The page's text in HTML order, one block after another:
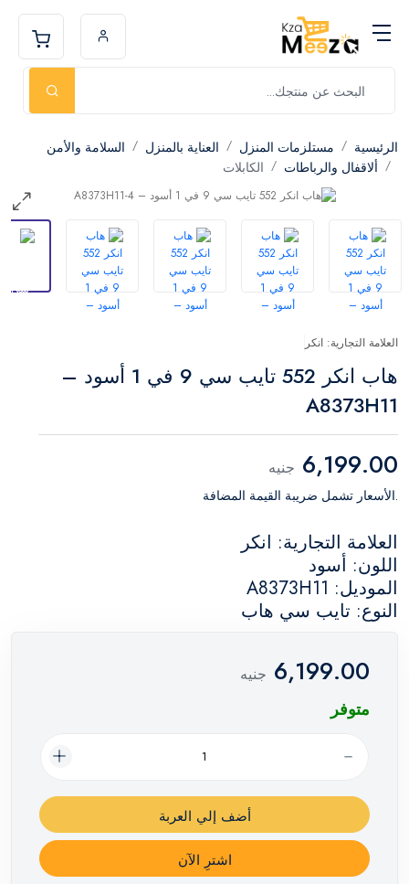
الرئيسية مستلزمات المنزل العناية بالمنزل
السلامة والأمن
ألاقفال والرباطات
الكابلات
العلامة التجارية: انكر
هاب انكر 552 تايب سي 9 في 1 أسود –
A8373H11
6,199.00 جنيه
.الأسعار تشمل ضريبة القيمة المضافة
العلامة التجارية: انكر
اللون: أسود
الموديل: A8373H11
النوع: تايب سي هاب
6,199.00 جنيه
متوفر
أضف إلي العربة
اشترِ الآن